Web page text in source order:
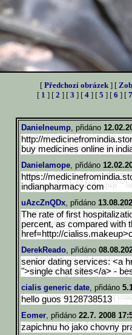
[ Předchozí obrázek ] [
[ 1 ] [ 2 ] [ 3 ] [ 4 ] [ 5 ] [ 6 ] [ 7
Danielneump, přidáno
http://
buy medicines online in
Danielamope, přidáno
https://
indianpharmacy com
uAzcZnQDx, přidáno
The rate of first
percent, as compared with
href=http://cialiss.makeup>
DerekReado, přidáno
senior dating services: <a
">single chat sites</a> -
cialis generic date, přidáno
hello guos 9128738513
Eomer, přidáno 22.7. 2008
zapichnu ho jako chovny